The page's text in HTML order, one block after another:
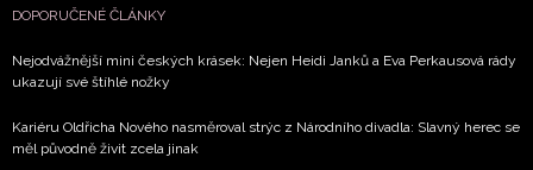
DOPORUČENÉ ČLÁNKY
Nejodvážnější mini českých krásek: Nejen Heidi Janků a Eva Perkausová rády
ukazují své štíhlé nožky
Kariéru Oldřicha Nového nasměroval strýc z Národního divadla: Slavný herec se
měl původně živit zcela jinak